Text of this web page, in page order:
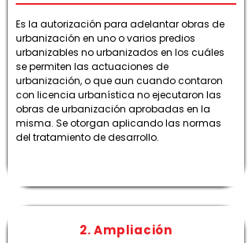
Es la autorización para adelantar obras de
urbanización en uno o varios predios
urbanizables no urbanizados en los cuáles
se permiten las actuaciones de
urbanización, o que aun cuando contaron
con licencia urbanística no ejecutaron las
obras de urbanización aprobadas en la
misma. Se otorgan aplicando las normas
del tratamiento de desarrollo.
2. Ampliación